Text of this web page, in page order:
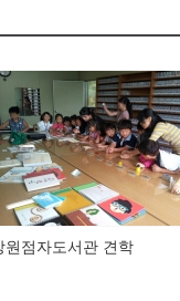
원점자도서관 견학